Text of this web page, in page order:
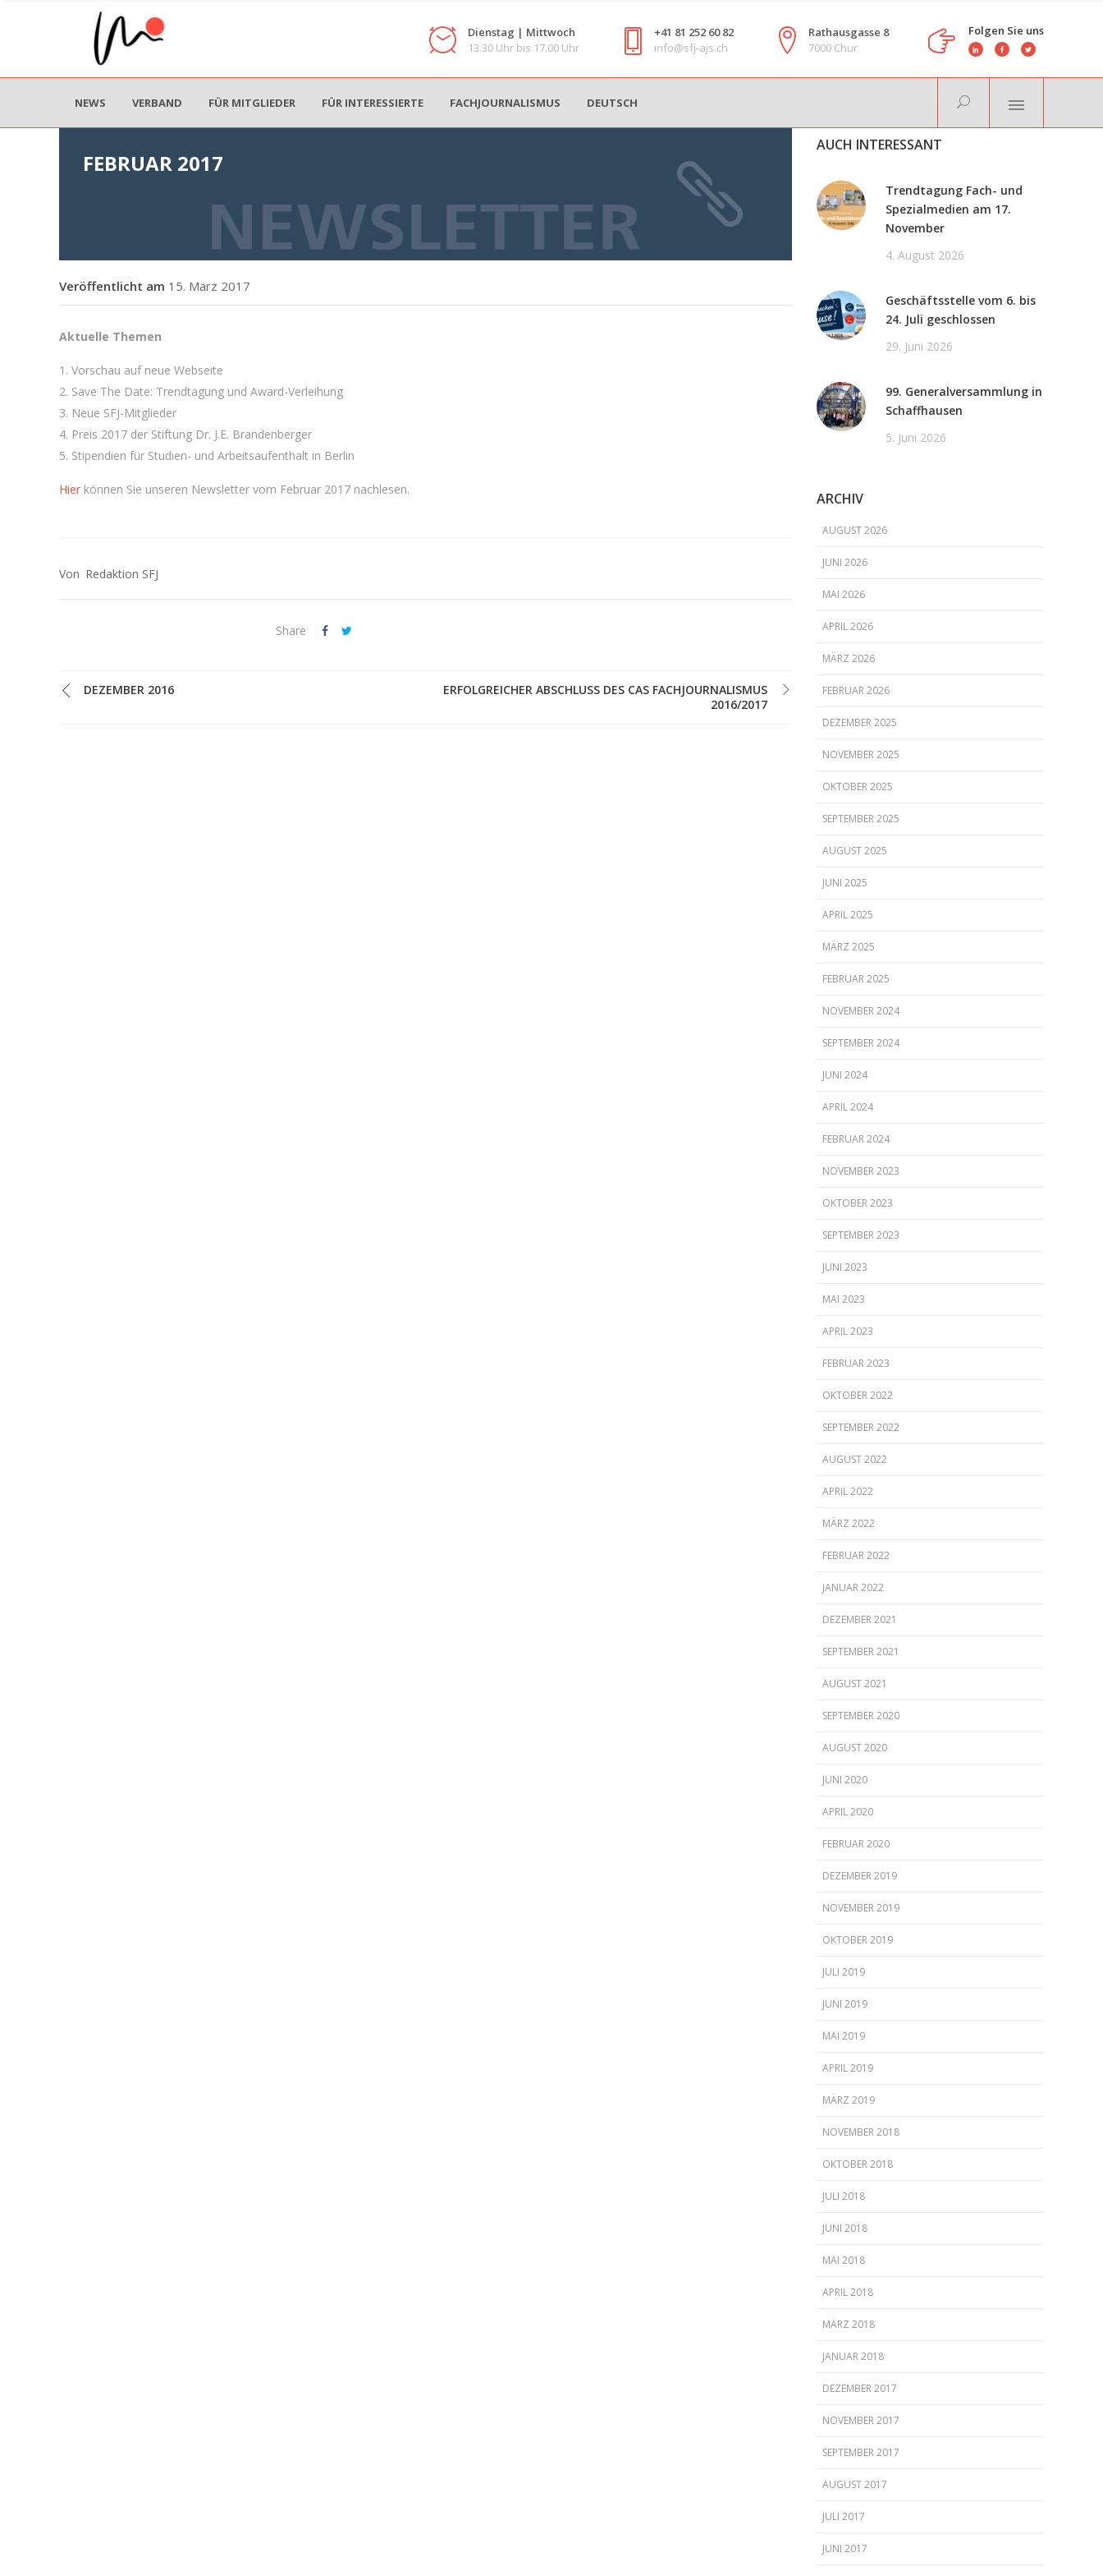
Dienstag | Mittwoch
13.30 Uhr bis 17.00 Uhr
+41 81 252 60 82
info@sfj-ajs.ch
Rathausgasse 8
7000 Chur
Folgen Sie uns
NEWS VERBAND FÜR MITGLIEDER FÜR INTERESSIERTE FACHJOURNALISMUS DEUTSCH
FEBRUAR 2017
15. März 2017
Aktuelle Themen
Vorschau auf neue Webseite
Save The Date: Trendtagung und Award-Verleihung
Neue SFJ-Mitglieder
Preis 2017 der Stiftung Dr. J.E. Brandenberger
Stipendien für Studien- und Arbeitsaufenthalt in Berlin
Hier können Sie unseren Newsletter vom Februar 2017 nachlesen.
Redaktion SFJ
Share
DEZEMBER 2016
ERFOLGREICHER ABSCHLUSS DES CAS FACHJOURNALISMUS
2016/2017
AUCH INTERESSANT
Trendtagung Fach- und
Spezialmedien am 17.
November
4. August 2026
Geschäftsstelle vom 6. bis
24. Juli geschlossen
29. Juni 2026
99. Generalversammlung in
Schaffhausen
5. Juni 2026
ARCHIV
AUGUST 2026
JUNI 2026
MAI 2026
APRIL 2026
MÄRZ 2026
FEBRUAR 2026
DEZEMBER 2025
NOVEMBER 2025
OKTOBER 2025
SEPTEMBER 2025
AUGUST 2025
JUNI 2025
APRIL 2025
MÄRZ 2025
FEBRUAR 2025
NOVEMBER 2024
SEPTEMBER 2024
JUNI 2024
APRIL 2024
FEBRUAR 2024
NOVEMBER 2023
OKTOBER 2023
SEPTEMBER 2023
JUNI 2023
MAI 2023
APRIL 2023
FEBRUAR 2023
OKTOBER 2022
SEPTEMBER 2022
AUGUST 2022
APRIL 2022
MÄRZ 2022
FEBRUAR 2022
JANUAR 2022
DEZEMBER 2021
SEPTEMBER 2021
AUGUST 2021
SEPTEMBER 2020
AUGUST 2020
JUNI 2020
APRIL 2020
FEBRUAR 2020
DEZEMBER 2019
NOVEMBER 2019
OKTOBER 2019
JULI 2019
JUNI 2019
MAI 2019
APRIL 2019
MÄRZ 2019
NOVEMBER 2018
OKTOBER 2018
JULI 2018
JUNI 2018
MAI 2018
APRIL 2018
MÄRZ 2018
JANUAR 2018
DEZEMBER 2017
NOVEMBER 2017
SEPTEMBER 2017
AUGUST 2017
JULI 2017
JUNI 2017